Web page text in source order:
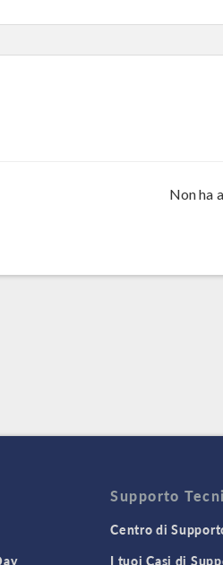
Non ha
Supporto
Centro di
I tuoi Casi di